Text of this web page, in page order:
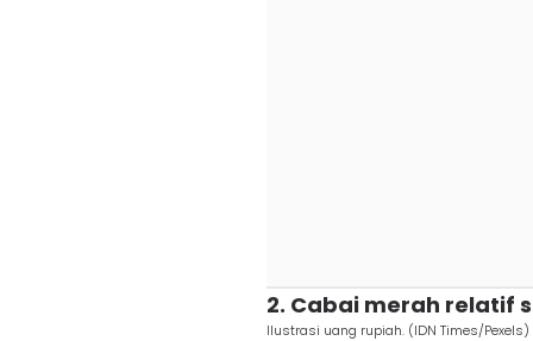
2. Cabai merah relatif
Ilustrasi uang rupiah. (IDN Times/Pexels)